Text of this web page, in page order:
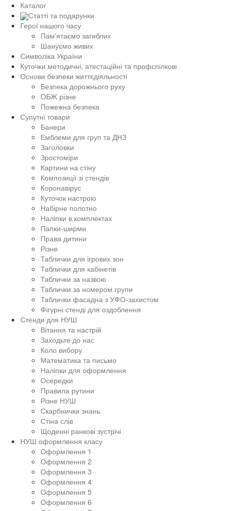
Каталог
Статті та подарунки
Герої нашого часу
Пам'ятаємо загиблих
Шануємо живих
Символіка України
Куточки методичні, атестаційні та профспілкові
Основи безпеки життєдіяльності
Безпека дорожнього руху
ОБЖ різне
Пожежна безпека
Супутні товари
Банери
Емблеми для груп та ДНЗ
Заголовки
Зростоміри
Картини на стіну
Композиції зі стендів
Коронавірус
Куточок настрою
Набірне полотно
Наліпки в комплектах
Папки-ширми
Права дитини
Різне
Таблички для ігрових зон
Таблички для кабінетів
Таблички за назвою
Таблички за номером групи
Таблички фасадна з УФО-захистом
Фігурні стенді для оздоблення
Стенди для НУШ
Вітання та настрій
Заходьте до нас
Коло вибору
Математика та письмо
Наліпки для оформлення
Осередки
Правила рутини
Різне НУШ
Скарбнички знань
Стіна слів
Щоденні ранкові зустрічі
НУШ оформлення класу
Оформлення 1
Оформлення 2
Оформлення 3
Оформлення 4
Оформлення 5
Оформлення 6